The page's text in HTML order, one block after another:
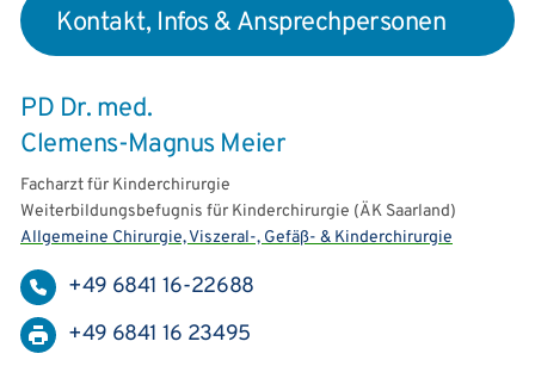
Kontakt, Infos & Ansprechpersonen
PD Dr. med.
Clemens-Magnus Meier
Facharzt für Kinderchirurgie
Weiterbildungsbefugnis für Kinderchirurgie (ÄK Saarland)
Allgemeine Chirurgie, Viszeral-, Gefäß- & Kinderchirurgie
+49 6841 16-22688
+49 6841 16 23495